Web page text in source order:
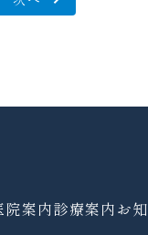
院案内診療案内お